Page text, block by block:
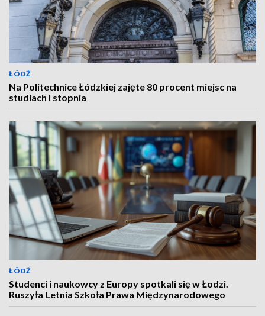
ŁÓDŹ
Na Politechnice Łódzkiej zajęte 80 procent miejsc na
studiach I stopnia
ŁÓDŹ
Studenci i naukowcy z Europy spotkali się w Łodzi.
Ruszyła Letnia Szkoła Prawa Międzynarodowego